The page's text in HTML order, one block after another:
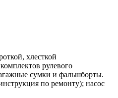
хлесткой
рулевого
сумки и фальшборты.
по ремонту); насос